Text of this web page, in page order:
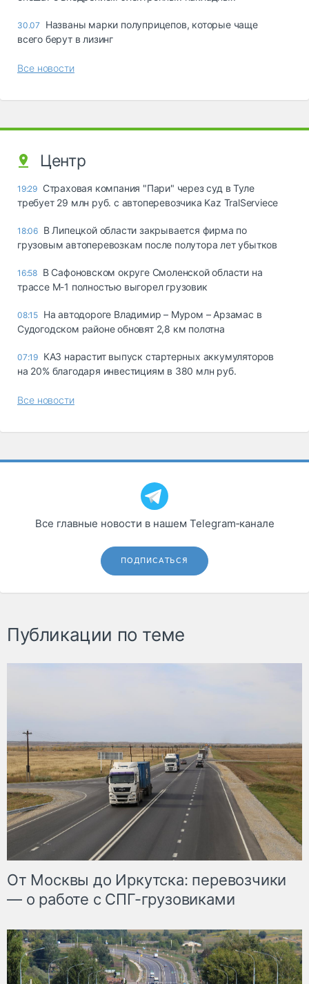
30.07
Названы марки полуприцепов, которые чаще
всего берут в лизинг
Все новости
Центр
19:29 Страховая компания "Пари" через суд в Туле
требует 29 млн руб. с автоперевозчика Kaz TralServiece
18:06 В Липецкой области закрывается фирма по
грузовым автоперевозкам после полутора лет убытков
16:58 В Сафоновском округе Смоленской области на
трассе М-1 полностью выгорел грузовик
08:15 На автодороге Владимир – Муром – Арзамас в
Судогодском районе обновят 2,8 км полотна
07:19 КАЗ нарастит выпуск стартерных аккумуляторов
на 20% благодаря инвестициям в 380 млн руб.
Все новости
Все главные новости в нашем Telegram‑канале
ПОДПИСАТЬСЯ
Публикации по теме
От Москвы до Иркутска: перевозчики
— о работе с СПГ-грузовиками